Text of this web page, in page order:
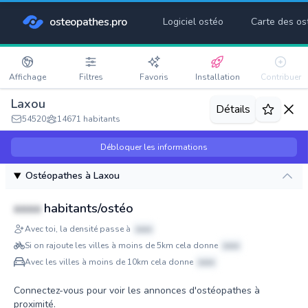
osteopathes.pro Logiciel ostéo Carte des
Affichage Filtres Favoris Installation Contribuer
Laxou
54520 14671 habitants
Détails
Débloquer les informations
Ostéopathes à Laxou
xxxx habitants/ostéo
Avec toi, la densité passe à
xxxx
Si on rajoute les villes à moins de 5km cela donne
xxxx
Avec les villes à moins de 10km cela donne
xxxx
Connectez-vous pour voir les annonces d'ostéopathes à
proximité.